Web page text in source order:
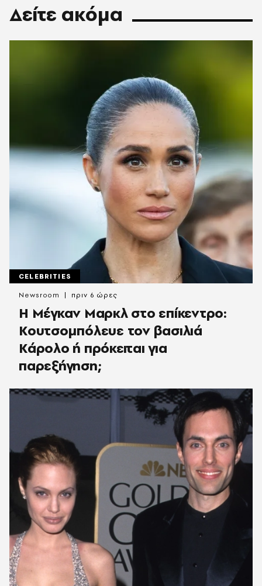
Δείτε ακόμα
CELEBRITIES
Η Μέγκαν Μαρκλ στο επίκεντρο:
Κουτσομπόλευε τον βασιλιά
Κάρολο ή πρόκειται για
παρεξήγηση;
Newsroom πριν 6 ώρες